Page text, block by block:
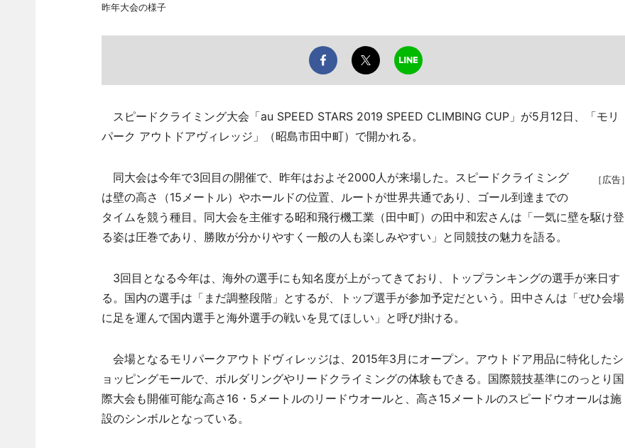
昨年大会の様子
スピードクライミング大会「au SPEED STARS 2019 SPEED CLIMBING CUP」が5月12日、「モリ
パーク アウトドアヴィレッジ」（昭島市田中町）で開かれる。
［広告］
同大会は今年で3回目の開催で、昨年はおよそ2000人が来場した。スピードクライミング
は壁の高さ（15メートル）やホールドの位置、ルートが世界共通であり、ゴール到達までの
タイムを競う種目。同大会を主催する昭和飛行機工業（田中町）の田中和宏さんは「一気に壁を駆け登
る姿は圧巻であり、勝敗が分かりやすく一般の人も楽しみやすい」と同競技の魅力を語る。
3回目となる今年は、海外の選手にも知名度が上がってきており、トップランキングの選手が来日す
る。国内の選手は「まだ調整段階」とするが、トップ選手が参加予定だという。田中さんは「ぜひ会場
に足を運んで国内選手と海外選手の戦いを見てほしい」と呼び掛ける。
会場となるモリパークアウトドヴィレッジは、2015年3月にオープン。アウトドア用品に特化したシ
ョッピングモールで、ボルダリングやリードクライミングの体験もできる。国際競技基準にのっとり国
際大会も開催可能な高さ16・5メートルのリードウオールと、高さ15メートルのスピードウオールは施
設のシンボルとなっている。